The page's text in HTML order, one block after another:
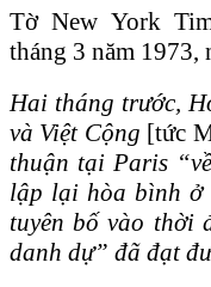
Tờ New York
tháng 3 năm 1973,
Hai tháng trước,
và Việt Cộng [tức
thuận tại Paris
lập lại hòa bình ở
tuyên bố vào thời
danh dự” đã đạt